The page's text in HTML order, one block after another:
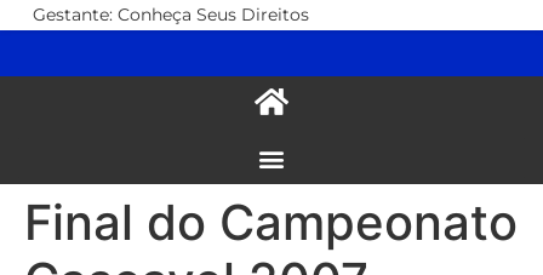
Gestante: Conheça Seus Direitos
Final do Campeonato